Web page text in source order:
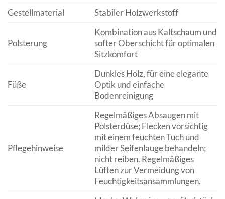
Gestellmaterial Stabiler Holzwerkstoff
Polsterung
Kombination aus Kaltschaum und
softer Oberschicht für optimalen
Sitzkomfort
Füße
Dunkles Holz, für eine elegante
Optik und einfache
Bodenreinigung
Pflegehinweise
Regelmäßiges Absaugen mit
Polsterdüse; Flecken vorsichtig
mit einem feuchten Tuch und
milder Seifenlauge behandeln;
nicht reiben. Regelmäßiges
Lüften zur Vermeidung von
Feuchtigkeitsansammlungen.